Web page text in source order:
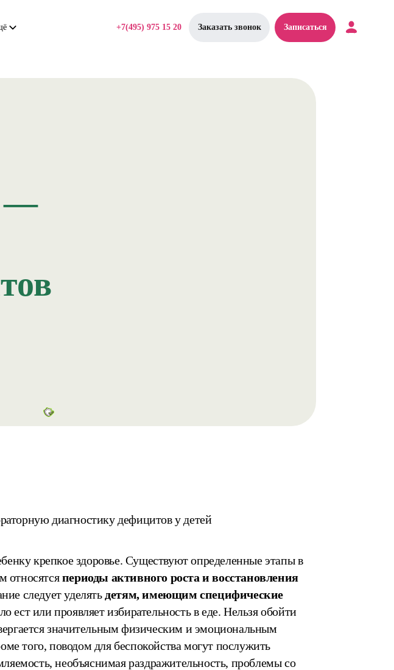
+7(495) 975 15 20 Заказать звонок Записаться
—
диагностику дефицитов у детей
крепкое здоровье. Существуют определенные этапы в
относятсяпериоды активного роста и восстановления
следует уделять детям, имеющим специфические
ест или проявляет избирательность в еде. Нельзя обойти
значительным физическим и эмоциональным
того, поводом для беспокойства могут послужить
необъяснимая раздражительность, проблемы со